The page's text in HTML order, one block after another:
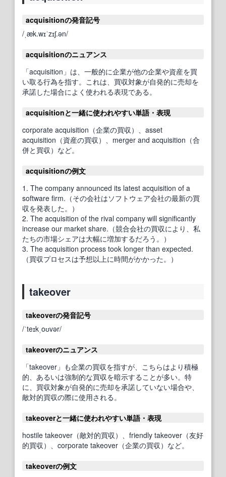
acquisitionの発音記号
/ˌæk.wɪˈzɪʃ.ən/
acquisitionのニュアンス
「acquisition」は、一般的に企業が他の企業や資産を買
い取る行為を指す。これは、買収対象が自発的に売却を
承諾した場合によく使われる表現である。
acquisitionと一緒に使われやすい単語・表現
corporate acquisition（企業の買収）、asset
acquisition（資産の買収）、merger and acquisition（合
併と買収）など。
acquisitionの例文
1. The company announced its latest acquisition of a
software firm.（その会社はソフトウェア会社の最新の買
収を発表した。）
2. The acquisition of the rival company will significantly
increase our market share.（競合会社の買収により、私
たちの市場シェアは大幅に増加するだろう。）
3. The acquisition process took longer than expected.
（買収プロセスは予想以上に時間がかかった。）
takeover
takeoverの発音記号
/ˈteɪkˌoʊvər/
takeoverのニュアンス
「takeover」も企業の買収を指すが、こちらはより積極
的、あるいは強制的な買収を暗示することが多い。特
に、買収対象が自発的に売却を承諾していない場合や、
敵対的買収の際に使用される。
takeoverと一緒に使われやすい単語・表現
hostile takeover（敵対的買収）、friendly takeover（友好
的買収）、corporate takeover（企業の買収）など。
takeoverの例文